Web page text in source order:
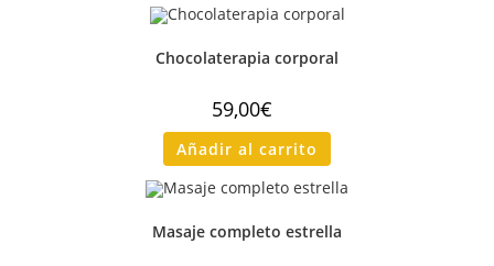
Chocolaterapia corporal
59,00€
Añadir al carrito
Masaje completo estrella